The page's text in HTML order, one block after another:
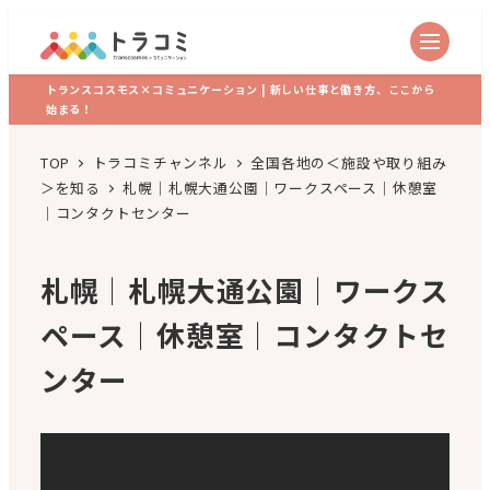
トランスコスモス×コミュニケーション | 新しい仕事と働き方、ここから
始まる！
TOP トラコミチャンネル
全国各地の＜施設や取り組み
＞を知る
札幌│札幌大通公園│ワークスペース│休憩室
│コンタクトセンター
札幌│札幌大通公園│ワークス
ペース│休憩室│コンタクトセ
ンター